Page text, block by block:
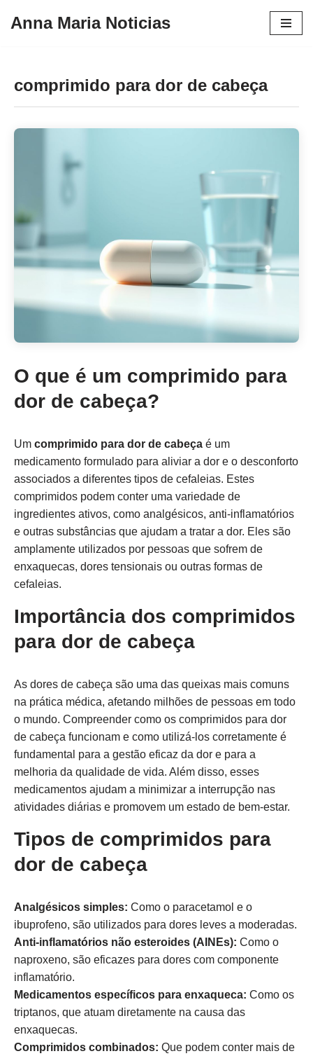
conteúdo
Anna Maria Noticias
comprimido para dor de cabeça
O que é um comprimido para
dor de cabeça?
Um comprimido para dor de cabeça é um
medicamento formulado para aliviar a dor e o desconforto
associados a diferentes tipos de cefaleias. Estes
comprimidos podem conter uma variedade de
ingredientes ativos, como analgésicos, anti-inflamatórios
e outras substâncias que ajudam a tratar a dor. Eles são
amplamente utilizados por pessoas que sofrem de
enxaquecas, dores tensionais ou outras formas de
cefaleias.
Importância dos comprimidos
para dor de cabeça
As dores de cabeça são uma das queixas mais comuns
na prática médica, afetando milhões de pessoas em todo
o mundo. Compreender como os comprimidos para dor
de cabeça funcionam e como utilizá-los corretamente é
fundamental para a gestão eficaz da dor e para a
melhoria da qualidade de vida. Além disso, esses
medicamentos ajudam a minimizar a interrupção nas
atividades diárias e promovem um estado de bem-estar.
Tipos de comprimidos para
dor de cabeça
Analgésicos simples: Como o paracetamol e o
ibuprofeno, são utilizados para dores leves a moderadas.
Anti-inflamatórios não esteroides (AINEs): Como o
naproxeno, são eficazes para dores com componente
inflamatório.
Medicamentos específicos para enxaqueca: Como os
triptanos, que atuam diretamente na causa das
enxaquecas.
Comprimidos combinados: Que podem conter mais de